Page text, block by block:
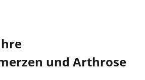
und Arthrose